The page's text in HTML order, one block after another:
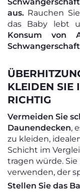
aus. Rauchen
das Baby lebt
Konsum von
KLEIDEN SIE
RICHTIG
Vermeiden Sie
Daunendecken,
zu kleiden,
Schicht im
tragen würde.
verwenden, der
Stellen Sie das